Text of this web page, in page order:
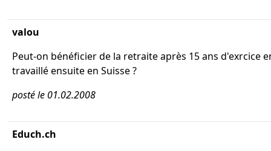
valou
Peut-on bénéficier de la retraite après 15 ans d'exrcice
travaillé ensuite en Suisse ?
posté le 01.02.2008
Educh.ch